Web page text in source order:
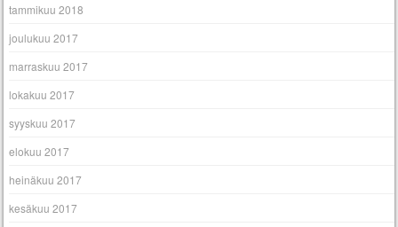
tammikuu 2018
joulukuu 2017
marraskuu 2017
lokakuu 2017
syyskuu 2017
elokuu 2017
heinäkuu 2017
kesäkuu 2017